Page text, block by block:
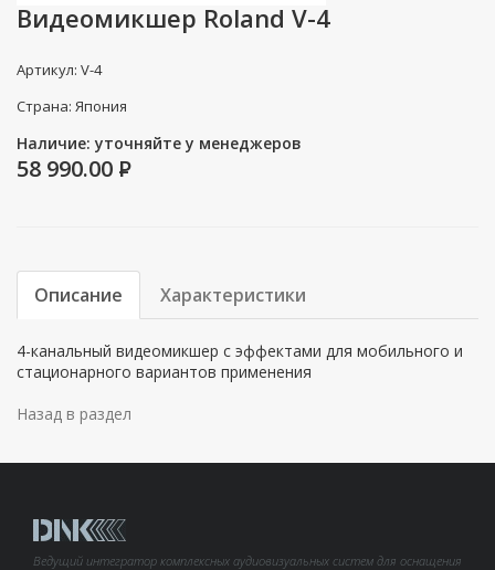
Видеомикшер Roland V-4
Артикул: V-4
Страна: Япония
Наличие: уточняйте у менеджеров
58 990.00 P
Описание Характеристики
4-канальный видеомикшер с эффектами для мобильного и
стационарного вариантов применения
Назад в раздел
Ведущий интегратор комплексных аудиовизуальных систем для оснащения